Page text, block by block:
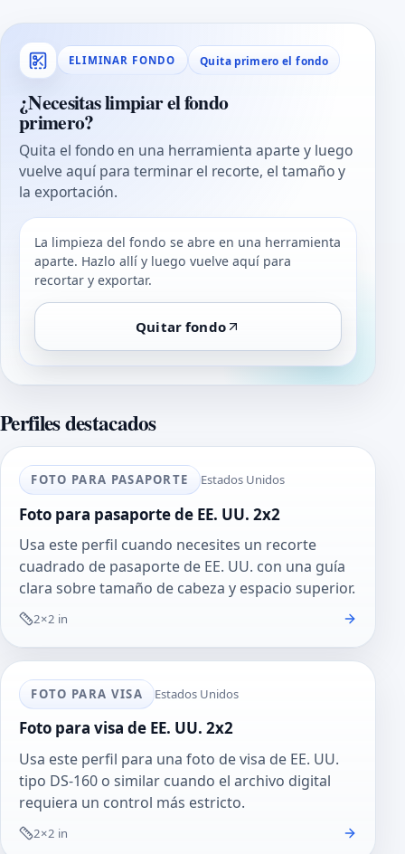
ELIMINAR FONDO Quita primero el fondo
¿Necesitas limpiar el fondo
primero?
Quita el fondo en una herramienta aparte y luego
vuelve aquí para terminar el recorte, el tamaño y
la exportación.
La limpieza del fondo se abre en una herramienta
aparte. Hazlo allí y luego vuelve aquí para
recortar y exportar.
Quitar fondo
Perfiles destacados
FOTO PARA PASAPORTE Estados Unidos
Foto para pasaporte de EE. UU. 2x2
Usa este perfil cuando necesites un recorte
cuadrado de pasaporte de EE. UU. con una guía
clara sobre tamaño de cabeza y espacio superior.
2×2 in
FOTO PARA VISA Estados Unidos
Foto para visa de EE. UU. 2x2
Usa este perfil para una foto de visa de EE. UU.
tipo DS-160 o similar cuando el archivo digital
requiera un control más estricto.
2×2 in